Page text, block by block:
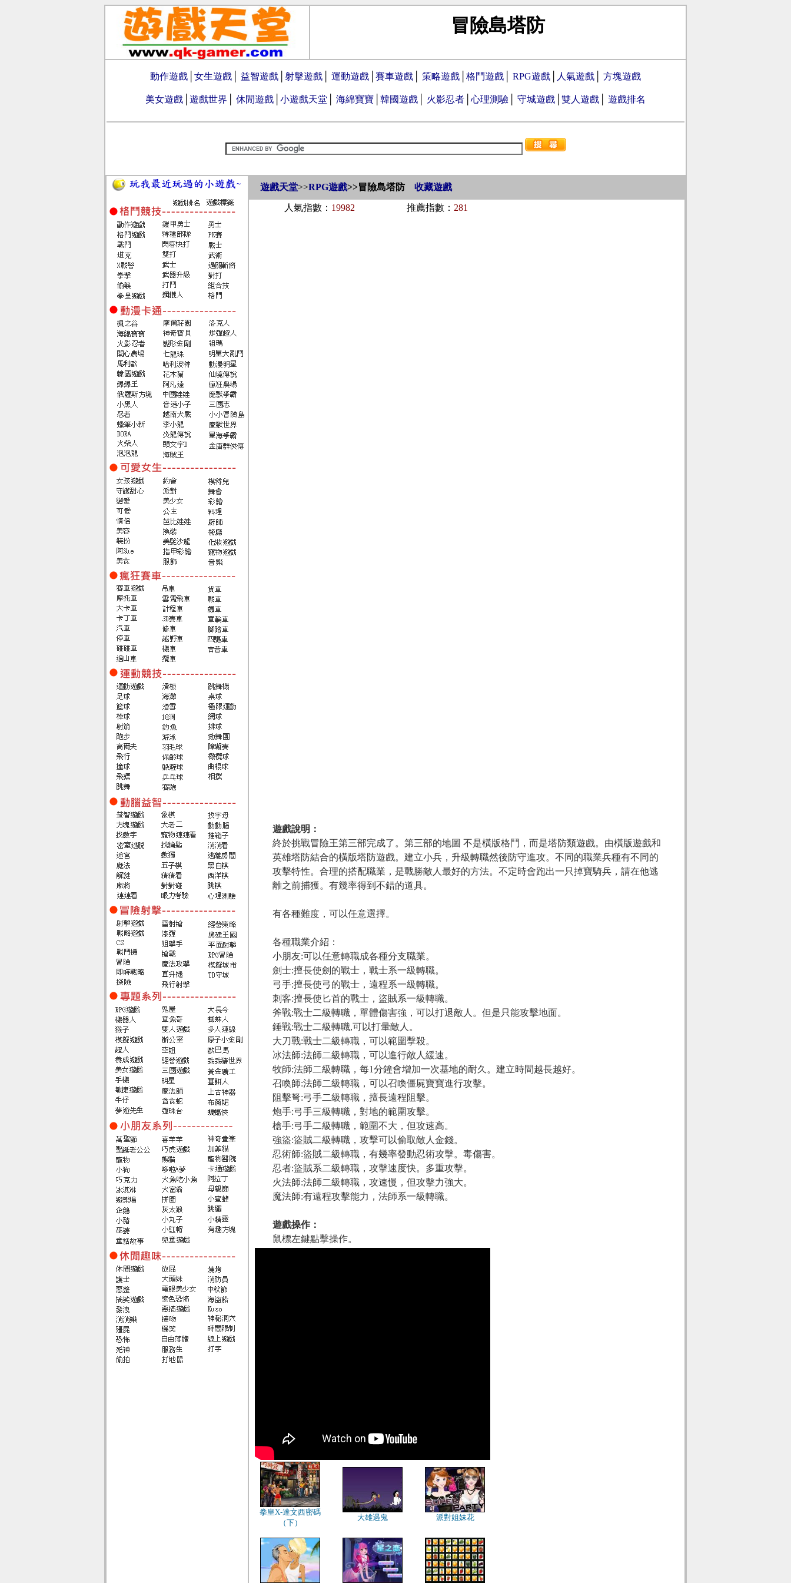
冒險島塔防
動作遊戲 女生遊戲 益智遊戲 射擊遊戲 運動遊戲 賽車遊戲 策略遊戲 格鬥遊戲 RPG遊戲 人氣遊戲 方塊遊戲
美女遊戲 遊戲世界 休閒遊戲 小遊戲天堂 海綿寶寶 韓國遊戲 火影忍者 心理測驗 守城遊戲 雙人遊戲 遊戲排名
遊戲天堂>>RPG遊戲>>冒險島塔防 收藏遊戲
人氣指數： 19982 推薦指數： 281
遊戲說明：
終於挑戰冒險王第三部完成了。第三部的地圖 不是橫版格鬥，而是塔防類遊戲。由橫版遊戲和
英雄塔防結合的橫版塔防遊戲。建立小兵，升級轉職然後防守進攻。不同的職業兵種有不同的
攻擊特性。合理的搭配職業，是戰勝敵人最好的方法。不定時會跑出一只掉寶騎兵，請在他逃
離之前捕獲。有幾率得到不錯的道具。
有各種難度，可以任意選擇。
各種職業介紹：
小朋友:可以任意轉職成各種分支職業。
劍士:擅長使劍的戰士，戰士系一級轉職。
弓手:擅長使弓的戰士，遠程系一級轉職。
刺客:擅長使匕首的戰士，盜賊系一級轉職。
斧戰:戰士二級轉職，單體傷害強，可以打退敵人。但是只能攻擊地面。
錘戰:戰士二級轉職,可以打暈敵人。
大刀戰:戰士二級轉職，可以範圍擊殺。
冰法師:法師二級轉職，可以進行敵人緩速。
牧師:法師二級轉職，每1分鐘會增加一次基地的耐久。建立時間越長越好。
召喚師:法師二級轉職，可以召喚僵屍寶寶進行攻擊。
阻擊弩:弓手二級轉職，擅長遠程阻擊。
炮手:弓手三級轉職，對地的範圍攻擊。
槍手:弓手二級轉職，範圍不大，但攻速高。
強盜:盜賊二級轉職，攻擊可以偷取敵人金錢。
忍術師:盜賊二級轉職，有幾率發動忍術攻擊。毒傷害。
忍者:盜賊系二級轉職，攻擊速度快。多重攻擊。
火法師:法師二級轉職，攻速慢，但攻擊力強大。
魔法師:有遠程攻擊能力，法師系一級轉職。
遊戲操作：
鼠標左鍵點擊操作。
拳皇X-達文西密碼
（下）
大雄遇鬼 派對姐妹花